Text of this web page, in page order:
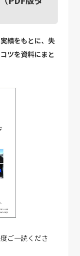
績をもとに、失
ツを資料にまと
ご一読くださ